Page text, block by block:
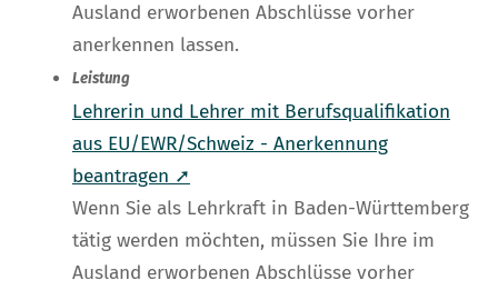
Ausland erworbenen Abschlüsse vorher
anerkennen lassen.
Leistung
Lehrerin und Lehrer mit Berufsqualifikation
aus EU/EWR/Schweiz - Anerkennung
beantragen ➚
Wenn Sie als Lehrkraft in Baden-Württemberg
tätig werden möchten, müssen Sie Ihre im
Ausland erworbenen Abschlüsse vorher